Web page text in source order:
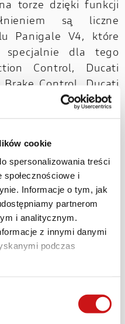
cookie
spersonalizowania treści
i
Informacje o tym, jak
partnerom
i analitycznym.
z innymi danymi
podczas
torze dzięki funkcji
są liczne
Panigale V4, które
specjalnie dla tego
Control, Ducati
Control, Ducati
Quick Shift
Control oferuje
do jazdy na
pozwala na
podnoszenie
maksymalną
Po zamontowaniu
Termignoni,
do użytku na torze i
Wheelie Assist.
pomaga